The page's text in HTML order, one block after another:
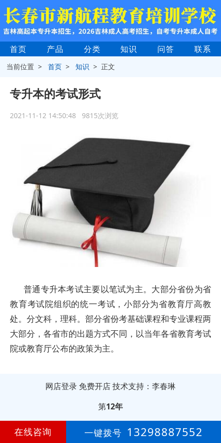
首页 产品 分类 知识 问答 联系
当前位置 >首页 >知识 > 正文
专升本的考试形式
2021-11-12 14:50:48 9815次浏览
普通专升本考试主要以笔试为主。大部分省份为省
教育考试院组织的统一考试，小部分为省教育厅高教
处。分文科，理科。部分省份考基础课程和专业课程两
大部分，各省市的出题方式不同，以当年各省教育考试
院或教育厅公布的政策为主。
网店登录 免费开店技术支持：李春琳
第12年
在线咨询 一键拨号 13298887552